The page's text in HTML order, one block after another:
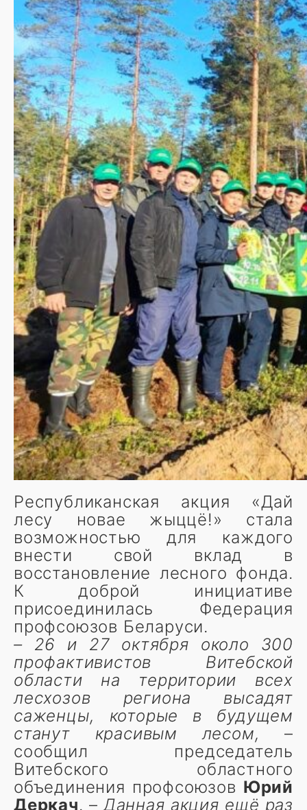
Республиканская акция «Дай
лесу новае жыццё!» стала
возможностью для каждого
внести свой вклад в
восстановление лесного фонда.
К доброй инициативе
присоединилась Федерация
профсоюзов Беларуси.
– 26 и 27 октября около 300
профактивистов Витебской
области на территории всех
лесхозов региона высадят
саженцы, которые в будущем
станут красивым лесом,
–
сообщил председатель
Витебского областного
объединения профсоюзов Юрий
Деркач. – Данная акция ещё раз